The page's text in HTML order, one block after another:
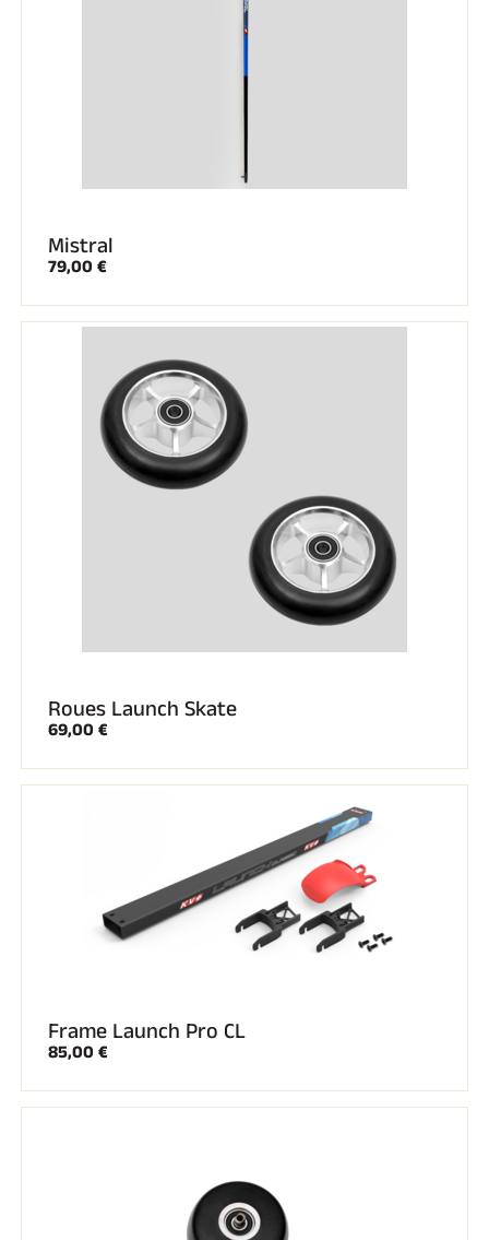
Mistral
79,00 €
Roues Launch Skate
69,00 €
Frame Launch Pro CL
85,00 €